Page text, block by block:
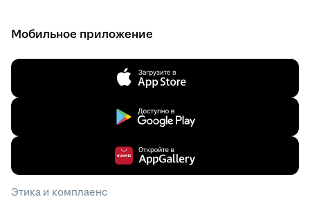
Мобильное приложение
Этика и комплаенс